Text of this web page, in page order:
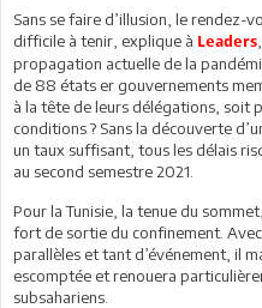
Sans se faire d’illusion, le rendez-
difficile à tenir, explique à Leaders
propagation actuelle de la
de 88 états er gouvernements
à la tête de leurs délégations, soit
conditions ? Sans la découverte
un taux suffisant, tous les délais
au second semestre 2021.
Pour la Tunisie, la tenue du
fort de sortie du confinement.
parallèles et tant d’événement, il
escomptée et renouera
subsahariens.